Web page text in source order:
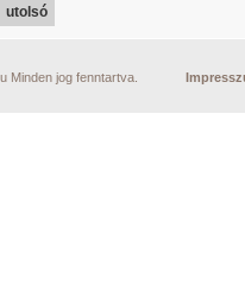
utolsó
Minden jog fenntartva.